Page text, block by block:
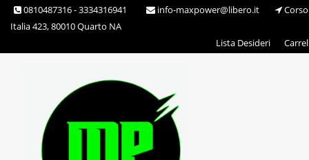
Skip 0810487316 - 3334316941 info-maxpower@libero.it
Corso
Italia 423, 80010 Quarto NA
Lista Desideri